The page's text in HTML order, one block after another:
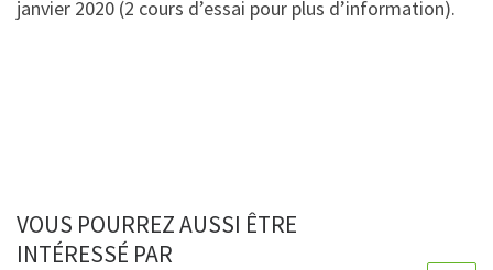
janvier 2020 (2 cours d’essai pour plus d’information).
VOUS POURREZ AUSSI ÊTRE
INTÉRESSÉ PAR